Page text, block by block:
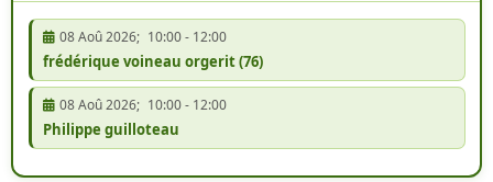
08 Aoû 2026; 10:00- 12:00
frédérique voineau orgerit (76)
08 Aoû 2026; 10:00- 12:00
Philippe guilloteau